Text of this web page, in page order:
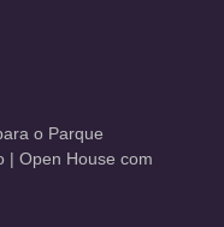
o Parque
| Open House com